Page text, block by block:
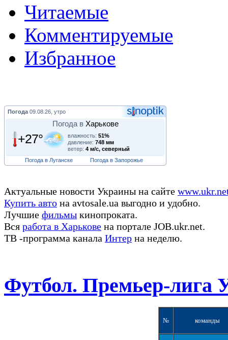
Читаемые
Комментируемые
Избранное
Погода 09.08.26, утро
Погода в Харькове
+27° влажность: 51%
давление: 748 мм
ветер: 4 м/с, северный
Погода в Луганске
Погода в Запорожье
Актуальные новости Украины на сайте
Купить авто на avtosale.ua выгодно и удобно.
Лучшие фильмы кинопроката.
Вся работа в Харькове на портале JOB.ukr.net.
ТВ -программа канала Интер на неделю.
Футбол. Премьер-лига
№ команды